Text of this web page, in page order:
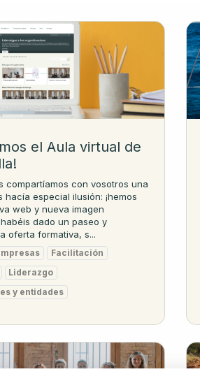
el Aula virtual de
compartíamos con vosotros una
hacía especial ilusión: ¡hemos
web y nueva imagen
dado un paseo y
oferta formativa, s...
Facilitación
Liderazgo
y entidades